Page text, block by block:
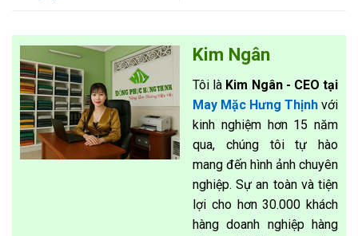
Kim Ngân
Tôi là Kim Ngân - CEO tại
May Mặc Hưng Thịnh với
kinh nghiệm hơn 15 năm
qua, chúng tôi tự hào
mang đến hình ảnh chuyên
nghiệp. Sự an toàn và tiện
lợi cho hơn 30.000 khách
hàng doanh nghiệp hàng